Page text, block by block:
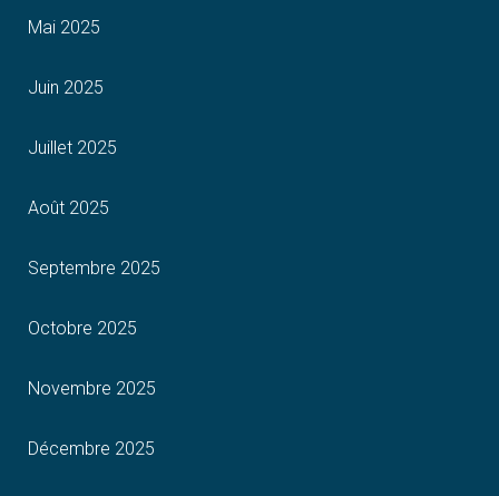
Mai 2025
Juin 2025
Juillet 2025
Août 2025
Septembre 2025
Octobre 2025
Novembre 2025
Décembre 2025